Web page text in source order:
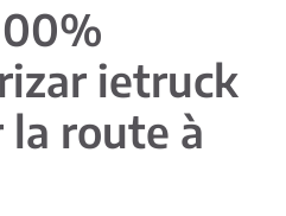
ietruck
la route à